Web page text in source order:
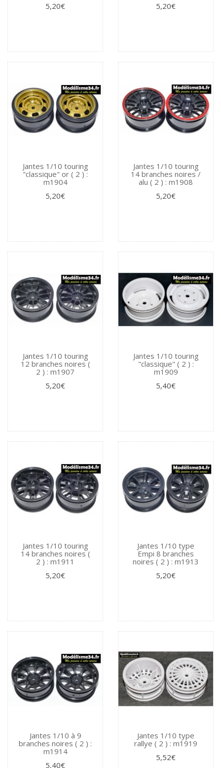
5,20€
5,20€
Jantes 1/10 touring
"classique" or ( 2 ) :
m1904
5,20€
Jantes 1/10 touring
14 branches noires /
alu ( 2 ) : m1908
5,20€
Jantes 1/10 touring
12 branches noires (
2 ) : m1907
5,20€
Jantes 1/10 touring
"classique" ( 2 ) :
m1909
5,40€
Jantes 1/10 touring
14 branches noires (
2 ) : m1911
5,20€
Jantes 1/10 type
Empi 8 branches
noires ( 2 ) : m1913
5,20€
Jantes 1/10 à 9
branches noires ( 2 ) :
m1914
5,40€
Jantes 1/10 type
rallye ( 2 ) : m1919
5,52€